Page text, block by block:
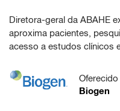
Diretora-geral da ABAHE
aproxima pacientes,
acesso a estudos clínicos
Biogen